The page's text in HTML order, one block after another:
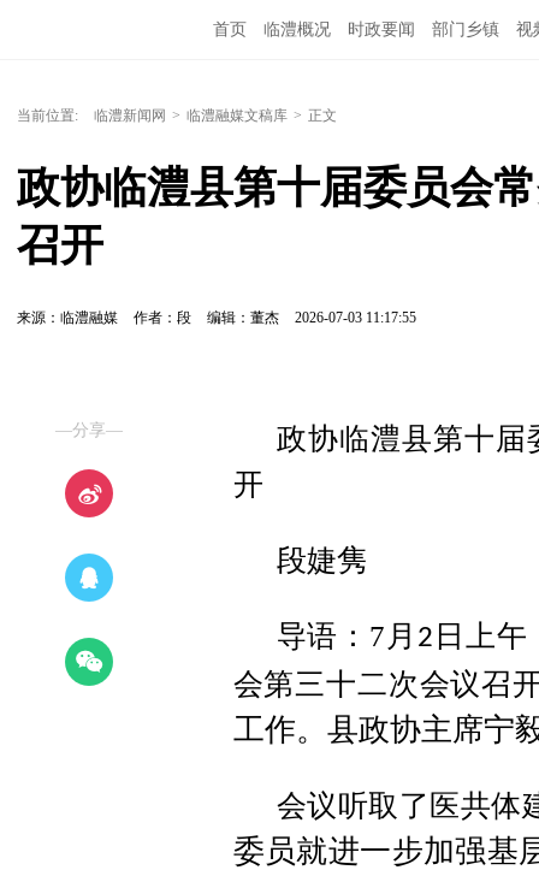
首页 临澧概况 时政要闻 部门乡镇 视
当前位置: 临澧新闻网 > 临澧融媒文稿库 > 正文
政协临澧县第十届委员会
召开
来源：临澧融媒 作者：段 编辑：董杰 2026-07-03 11:17:55
—分享—
政协临澧县第十届
开
段婕隽
导语： 7 月 2 日上
会第三十二次会议召
工作。县政协主席宁
会议听取了医共体
委员就进一步加强基